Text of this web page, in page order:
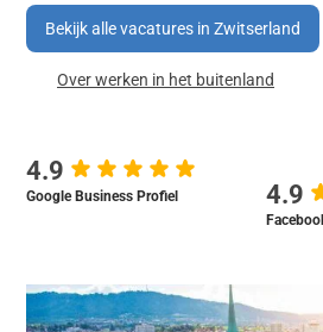
Bekijk alle vacatures in Zwitserland
Over werken in het buitenland
4.9
Google Business Profiel 4.9